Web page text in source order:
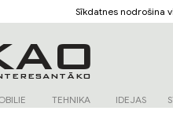
Sīkdatnes nodrošina
TEHNIKA IDEJAS